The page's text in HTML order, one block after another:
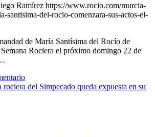
Ramírez https://www.rocio.com/murcia-
santisima-del-rocio-comenzara-sus-actos-el-
de María Santísima del Rocío de
Rociera el próximo domingo 22 de